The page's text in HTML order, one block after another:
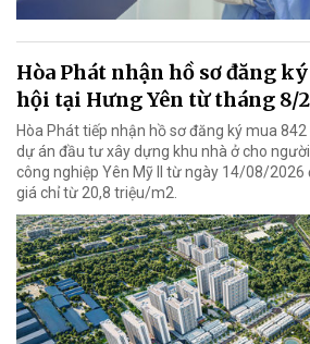
Hòa Phát nhận hồ sơ đăng
hội tại Hưng Yên từ tháng 8/
Hòa Phát tiếp nhận hồ sơ đăng ký mua
dự án đầu tư xây dựng khu nhà ở cho
công nghiệp Yên Mỹ II từ ngày 14/08/
giá chỉ từ 20,8 triệu/m2.